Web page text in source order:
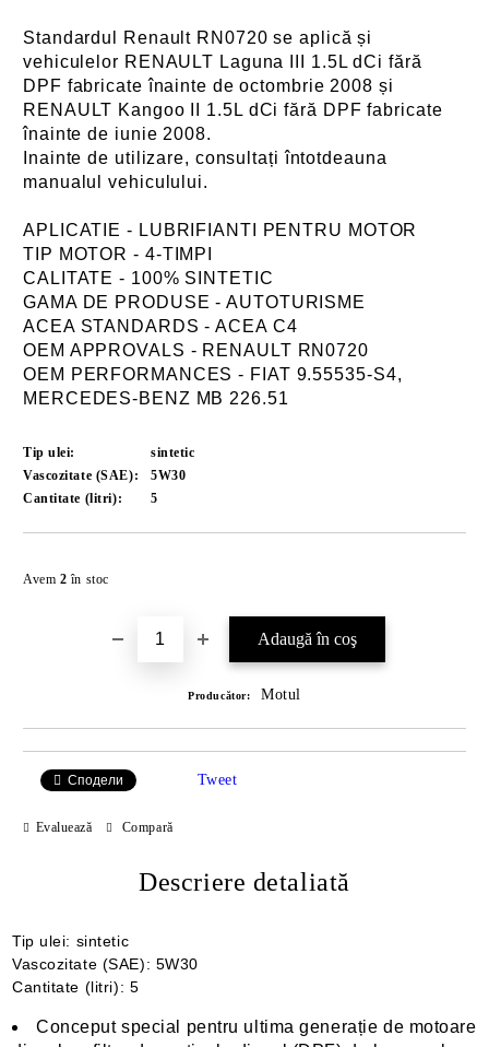
Standardul Renault RN0720 se aplică și
vehiculelor RENAULT Laguna III 1.5L dCi fără
DPF fabricate înainte de octombrie 2008 și
RENAULT Kangoo II 1.5L dCi fără DPF fabricate
înainte de iunie 2008.
Inainte de utilizare, consultați întotdeauna
manualul vehiculului.
APLICATIE - LUBRIFIANTI PENTRU MOTOR
TIP MOTOR - 4-TIMPI
CALITATE - 100% SINTETIC
GAMA DE PRODUSE - AUTOTURISME
ACEA STANDARDS - ACEA C4
OEM APPROVALS - RENAULT RN0720
OEM PERFORMANCES - FIAT 9.55535-S4,
MERCEDES-BENZ MB 226.51
Tip ulei:
sintetic
Vascozitate (SAE):
5W30
Cantitate (litri):
5
Avem 2 în stoc
Producător: Motul
Сподели Tweet
Evaluează Compară
Descriere detaliată
Tip ulei: sintetic
Vascozitate (SAE): 5W30
Cantitate (litri): 5
Conceput special pentru ultima generație de motoare